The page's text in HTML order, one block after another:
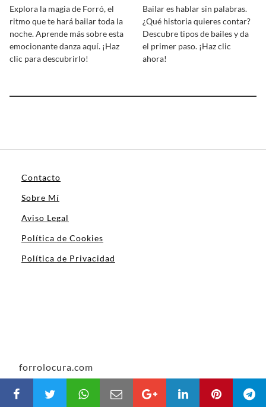
Explora la magia de Forró, el
ritmo que te hará bailar toda la
noche. Aprende más sobre esta
emocionante danza aquí. ¡Haz
clic para descubrirlo!
Bailar es hablar sin palabras.
¿Qué historia quieres contar?
Descubre tipos de bailes y da
el primer paso. ¡Haz clic
ahora!
Contacto
Sobre Mí
Aviso Legal
Política de Cookies
Política de Privacidad
forrolocura.com